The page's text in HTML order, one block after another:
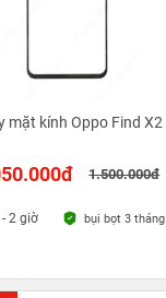
mặt kính Oppo Find X2
1.500.000đ
- 2 giờ bụi bọt 3 tháng